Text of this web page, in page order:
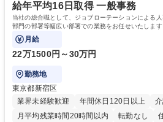
給年平均16日取得 一般事務
当社の総合職として、ジョブローテーションによる
部門の部署等幅広い部署での業務をお任せいたしま
ております！ ※下記業務詳細
月給
22万1500円～30万円
勤務地
東京都新宿区
業界未経験歓迎
年間休日120日以上
月平均残業時間20時間以内
転勤なし